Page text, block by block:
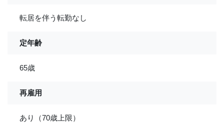
転居を伴う転勤なし
定年齢
65歳
再雇用
あり（70歳上限）